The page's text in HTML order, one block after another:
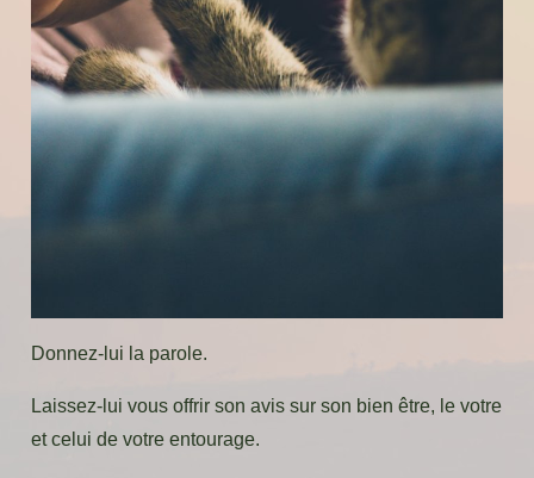
Donnez-lui la parole.
Laissez-lui vous offrir son avis sur son bien être, le votre
et celui de votre entourage.